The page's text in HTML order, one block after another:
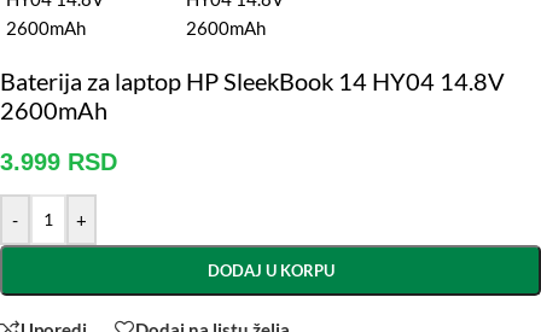
Baterija za laptop HP SleekBook 14 HY04 14.8V
2600mAh
3.999 RSD
- +
DODAJ U KORPU